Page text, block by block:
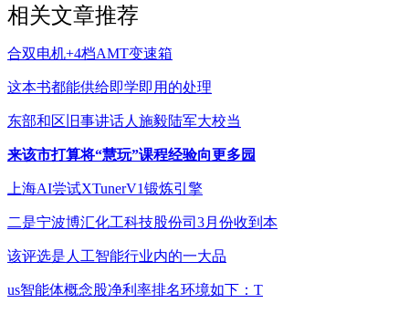
相关文章推荐
合双电机+4档AMT变速箱
这本书都能供给即学即用的处理
东部和区旧事讲话人施毅陆军大校当
来该市打算将“慧玩”课程经验向更多园
上海AI尝试XTunerV1锻炼引擎
二是宁波博汇化工科技股份司3月份收到本
该评选是人工智能行业内的一大品
us智能体概念股净利率排名环境如下：T